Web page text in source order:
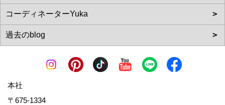
本社
〒675-1334